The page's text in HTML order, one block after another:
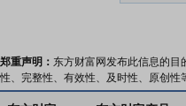
郑重声明： 东方财富网发布此信息的
性、完整性、有效性、及时性、原创